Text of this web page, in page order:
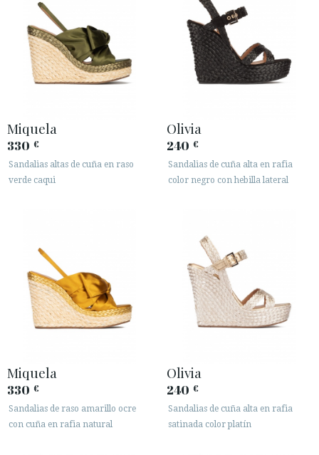
Miquela
330 €
Sandalias altas de cuña en raso
verde caqui
Olivia
240 €
Sandalias de cuña alta en rafia
color negro con hebilla lateral
Miquela
330 €
Sandalias de raso amarillo ocre
con cuña en rafia natural
Olivia
240 €
Sandalias de cuña alta en rafia
satinada color platín